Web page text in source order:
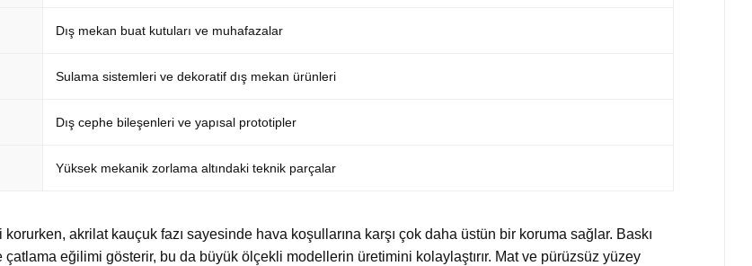
Dış mekan buat kutuları ve muhafazalar
Sulama sistemleri ve dekoratif dış mekan ürünleri
Dış cephe bileşenleri ve yapısal prototipler
Yüksek mekanik zorlama altındaki teknik parçalar
akrilat kauçuk fazı sayesinde hava koşullarına karşı çok daha üstün bir koruma sağlar. Baskı
eğilimi gösterir, bu da büyük ölçekli modellerin üretimini kolaylaştırır. Mat ve pürüzsüz yüzey